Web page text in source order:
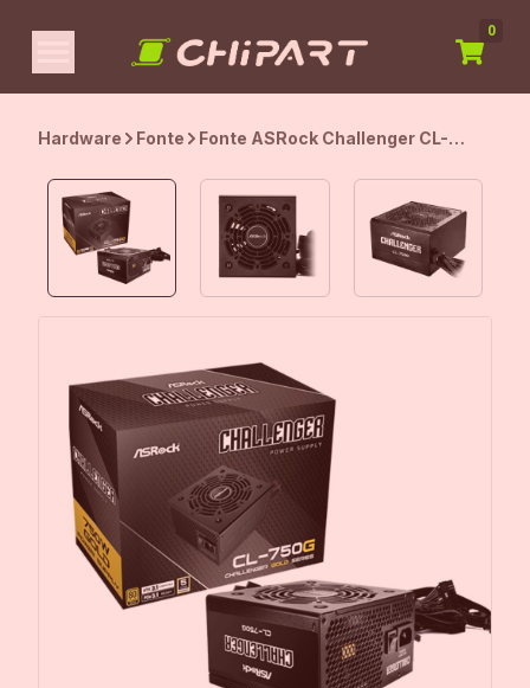
0
Hardware Fonte
Fonte ASRock Challenger CL-
3.1, PCIe 5.1, PFC Ativo, 120mm,
Preto